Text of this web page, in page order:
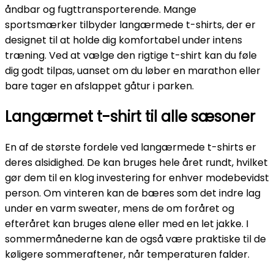
åndbar og fugttransporterende. Mange
sportsmærker tilbyder langærmede t-shirts, der er
designet til at holde dig komfortabel under intens
træning. Ved at vælge den rigtige t-shirt kan du føle
dig godt tilpas, uanset om du løber en marathon eller
bare tager en afslappet gåtur i parken.
Langærmet t-shirt til alle sæsoner
En af de største fordele ved langærmede t-shirts er
deres alsidighed. De kan bruges hele året rundt, hvilket
gør dem til en klog investering for enhver modebevidst
person. Om vinteren kan de bæres som det indre lag
under en varm sweater, mens de om foråret og
efteråret kan bruges alene eller med en let jakke. I
sommermånederne kan de også være praktiske til de
køligere sommeraftener, når temperaturen falder.